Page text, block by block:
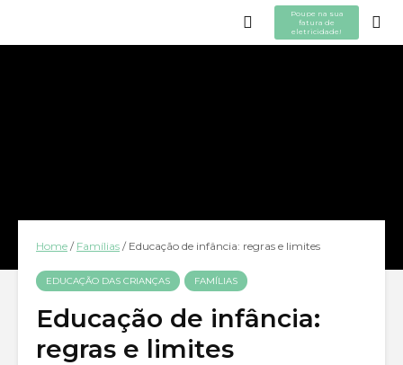
Poupe na sua
fatura de
eletricidade!
Home / Famílias / Educação de infância: regras e limites
EDUCAÇÃO DAS CRIANÇAS FAMÍLIAS
Educação de infância:
regras e limites